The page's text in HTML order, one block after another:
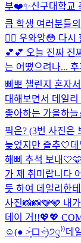
부❤️✨신구대학교
큼 학생 여러분들
❤️‍🔥 우와앙😳 다
💕💕 오늘 진짜 진
는 어땠으려나...
삐뽀 챌린지 혼자
대해보면서 데일
좋아하는 가을하
픽은? (3번 사진은
늦었지만 즐추🤍
해삐 추석 보내
가 제 취미랍니다
듯 하여 데일리한
사진📸📸🩶🩶 내
데이 거!!💖💖
☺(● ˃̶͈̀ロ˂̶͈́)੭ꠥ⁾⁾️데